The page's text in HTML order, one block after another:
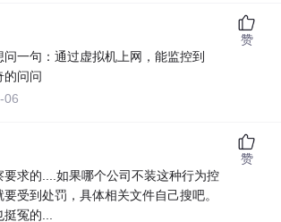
一句：通过虚拟机上网，能监控到
的问问
06
赞
要求的....如果哪个公司不装这种行为控
受到处罚，具体相关文件自己搜吧。
冤的...
赞